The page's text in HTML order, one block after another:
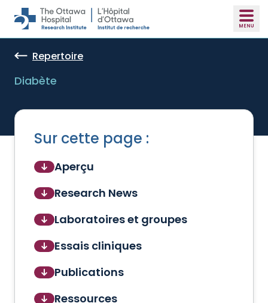
Skip to main content
Repertoire
Diabète
Sur cette page :
Aperçu
Research News
Laboratoires et groupes
Essais cliniques
Publications
Ressources